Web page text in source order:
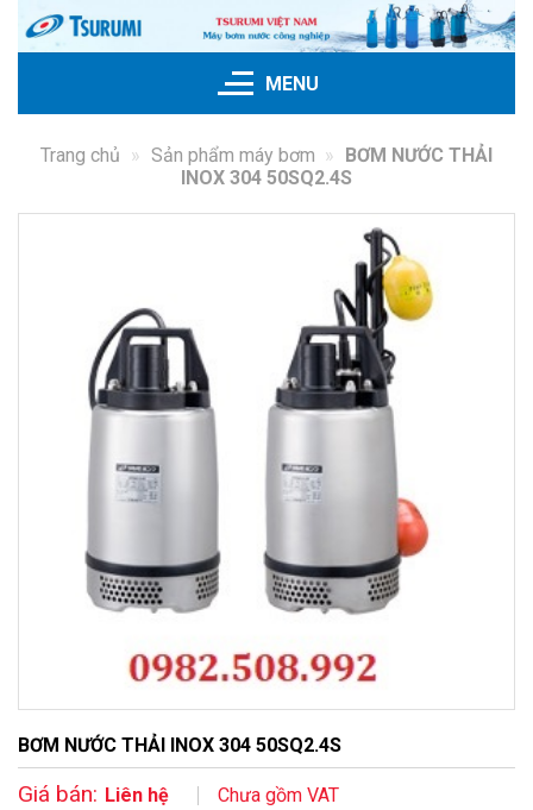
qua
MENU
Trang chủ » Sản phẩm máy bơm » BƠM NƯỚC THẢI
INOX 304 50SQ2.4S
BƠM NƯỚC THẢI INOX 304 50SQ2.4S
Giá bán: Liên hệ Chưa gồm VAT